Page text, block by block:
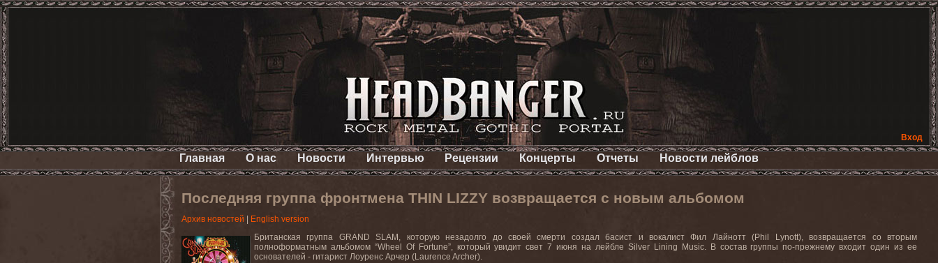
Вход
Главная О нас Новости Интервью Рецензии Концерты Отчеты Новости лейблов
Последняя группа фронтмена THIN LIZZY возвращается с новым альбомом
Архив новостей
English version
Британская группа GRAND SLAM, которую незадолго до своей смерти создал басист и вокалист Фил Лайнотт (Phil Lynott), возвращается со вторым
полноформатным альбомом “Wheel Of Fortune”, который увидит свет 7 июня на лейбле Silver Lining Music. В состав группы по-прежнему входит один из ее
основателей - гитарист Лоуренс Арчер (Laurence Archer).